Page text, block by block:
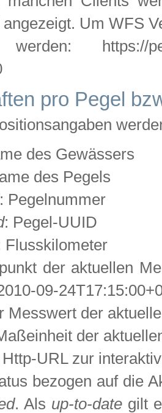
Um WFS
https://
pro Pegel
des Gewässers
des Pegels
: Pegelnummer
: Pegel-UUID
Flusskilometer
der aktuellen
09-
Messwert der
der
URL zur
bezogen auf die
. Als up-to-date gilt